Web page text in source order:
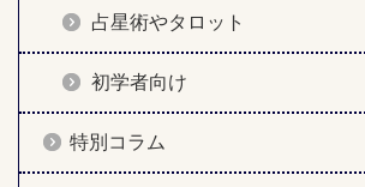
占星術やタロット
初学者向け
特別コラム